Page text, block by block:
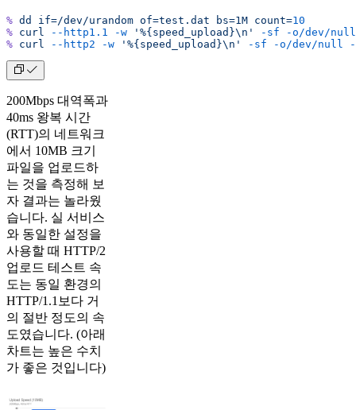
% dd if=/dev/urandom of=test.dat bs=1M count=10
% curl --http1.1 -w '%{speed_upload}\n' -sf -o/dev/null
% curl --http2 -w '%{speed_upload}\n' -sf -o/dev/null
200Mbps 대역폭과
40ms 왕복 시간
(RTT)의 네트워크
에서 10MB 크기
파일을 업로드하
는 것을 측정해 보
자 결과는 놀라웠
습니다. 실 서비스
와 동일한 설정을
사용할 때 HTTP/2
업로드 테스트 속
도는 동일 환경의
HTTP/1.1보다 거
의 절반 정도의 속
도였습니다. (아래
차트는 높은 수치
가 좋은 것입니다)